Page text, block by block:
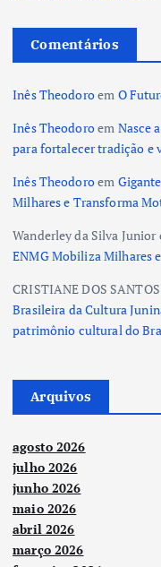
Comentários
Inês Theodoroem O
Inês Theodoroem Nasce
para fortalecer tradição
Inês Theodoroem
Milhares e Transforma
Wanderley da Silva Junior
ENMG Mobiliza Milhares
CRISTIANE DOS
Brasileira da Cultura
patrimônio cultural do
Arquivos
agosto 2026
julho 2026
junho 2026
maio 2026
abril 2026
março 2026